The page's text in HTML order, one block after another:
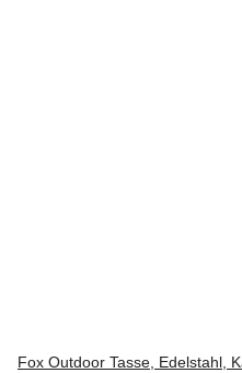
Fox Outdoor Tasse, Edelstahl,